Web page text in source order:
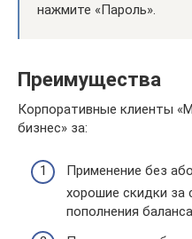
нажмите «Пароль».
Преимущества
Корпоративные клиенты
бизнес» за:
Применение без
хорошие скидки за
пополнения